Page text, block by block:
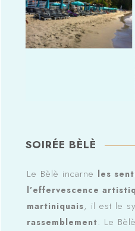
SOIRÉE BÈLÈ
Le Bèlè incarne les
l’effervescence
martiniquais, il est le
rassemblement. Le